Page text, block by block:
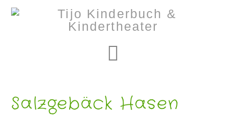
Salzgebäck Hasen